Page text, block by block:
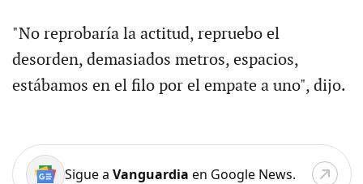
"No reprobaría la actitud, repruebo el
desorden, demasiados metros, espacios,
estábamos en el filo por el empate a uno", dijo.
Sigue a Vanguardia en Google News.